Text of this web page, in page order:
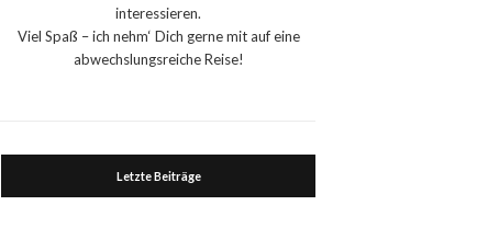
interessieren.
Viel Spaß – ich nehm‘ Dich gerne mit auf eine
abwechslungsreiche Reise!
Letzte Beiträge